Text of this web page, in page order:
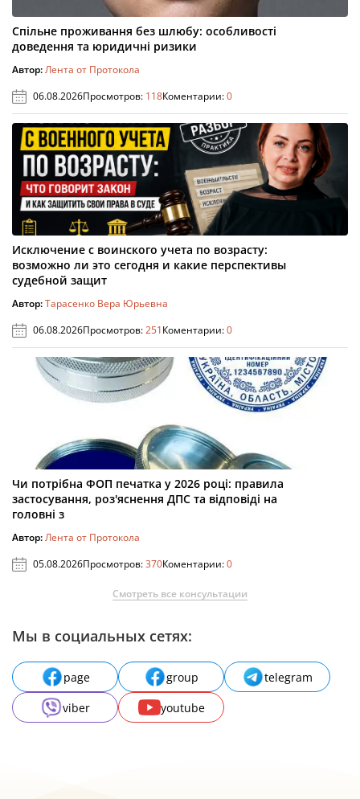
Спільне проживання без шлюбу: особливості
доведення та юридичні ризики
Автор:Лента от Протокола
06.08.2026Просмотров: 118Коментарии:0
Исключение с воинского учета по возрасту:
возможно ли это сегодня и какие перспективы
судебной защит
Автор:Тарасенко Вера Юрьевна
06.08.2026Просмотров:251Коментарии:0
Чи потрібна ФОП печатка у 2026 році: правила
застосування, роз'яснення ДПС та відповіді на
головні з
Автор:Лента от Протокола
05.08.2026Просмотров:370Коментарии:0
Смотреть все консультации
Мы в социальных сетях:
page group
telegram
viber
youtube